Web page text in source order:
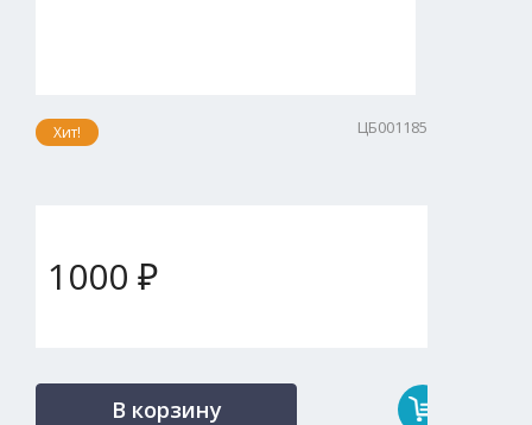
Хит! ЦБ001185
1000 ₽
В корзину